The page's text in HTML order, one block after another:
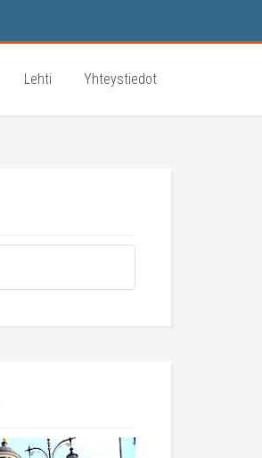
Lehti Yhteystiedot